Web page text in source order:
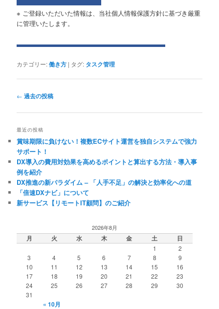
※ ご登録いただいた情報は、当社個人情報保護方針に基づき厳重
に管理いたします。
カテゴリー:働き方 | タグ: タスク管理
投
ナ
ビ
ゲ
ー
シ
ョ
ン
← 過去の投稿
最近の投稿
賞味期限に負けない！複数ECサイト運営を独自システムで強力
サポート！
DX導入の費用対効果を高めるポイントと算出する方法・導入事
例を紹介
DX推進の新パラダイム – 「人手不足」の解決と効率化への道
「倍速DXナビ」について
新サービス【リモートIT顧問】のご紹介
2026年8月
月 火 水 木 金 土 日
1
2
3
4 5 6 7 8
9
10
11 12 13 14 15
16
17
18 19 20 21 22
23
24
25 26 27 28 29
30
31
« 10月